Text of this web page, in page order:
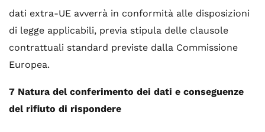
dati extra-UE avverrà in conformità alle disposizioni
di legge applicabili, previa stipula delle clausole
contrattuali standard previste dalla Commissione
Europea.
7 Natura del conferimento dei dati e conseguenze
del rifiuto di rispondere